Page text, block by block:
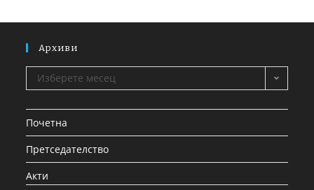
Архиви
Изберете месец
Почетна
Претседателство
Акти